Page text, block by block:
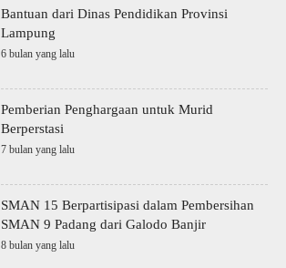
Bantuan dari Dinas Pendidikan Provinsi
Lampung
6 bulan yang lalu
Pemberian Penghargaan untuk Murid
Berperstasi
7 bulan yang lalu
SMAN 15 Berpartisipasi dalam Pembersihan
SMAN 9 Padang dari Galodo Banjir
8 bulan yang lalu